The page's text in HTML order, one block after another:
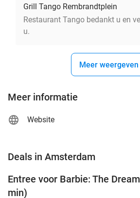
Grill Tango Rembrandtplein
Restaurant Tango bedankt u en
u.
Meer weergeven
Meer informatie
Website
Deals in Amsterdam
Entree voor Barbie: The
min)